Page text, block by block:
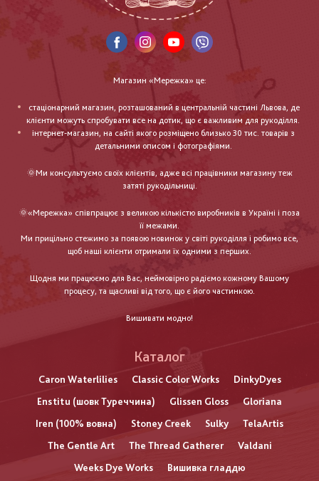
Магазин «Мережка» це:
стаціонарний магазин, розташований в центральній частині Львова, де
клієнти можуть спробувати все на дотик, що є важливим для рукоділля.
інтернет-магазин, на сайті якого розміщено близько 30 тис. товарів з
детальними описом і фотографіями.
🌞Ми консультуємо своїх клієнтів, адже всі працівники магазину теж
затяті рукодільниці.
🌞«Мережка» співпрацює з великою кількістю виробників в Україні і поза
її межами.
Ми прицільно стежимо за появою новинок у світі рукоділля і робимо все,
щоб наші клієнти отримали їх одними з перших.
Щодня ми працюємо для Вас, неймовірно радіємо кожному Вашому
процесу, та щасливі від того, що є його частинкою.
Вишивати модно!
Каталог
Caron Waterlilies Classic Color Works
DinkyDyes
Enstitu (шовк Туреччина)
Glissen Gloss
Gloriana
Iren (100% вовна)
Stoney Creek Sulky
TelaArtis
The Gentle Art
The Thread Gatherer
Valdani
Weeks Dye Works
Вишивка гладдю